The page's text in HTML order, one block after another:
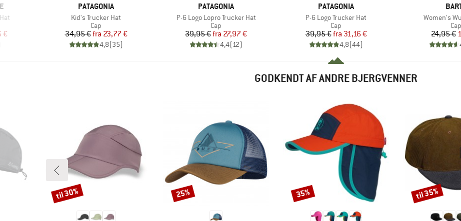
€
MÆRKE
PATAGONIA
Artikel
Kid's Trucker Hat
Produktgruppe
Cap
Pris
34,95 € Nedsat pris
fra 23,77 €
4,8(35)
MÆRKE
PATAGONIA
Artikel
P-6 Logo Lopro Trucker Hat
Produktgruppe
Cap
Pris
39,95 € Nedsat pris
fra 27,97 €
4,4(12)
MÆRKE
PATAGONIA
Artikel
P-6 Logo Trucker Hat
Produktgruppe
Cap
Pris
39,95 € Nedsat pris
fra 31,16 €
4,8(44)
Artikel
Women's
Cap
24,95 €
GODKENDT AF ANDRE BJERGVENNER
Rabat
til 30% Rabat
25% Rabat
35% Rabat
til 35%